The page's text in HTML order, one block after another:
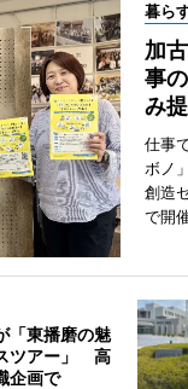
暮ら
加
事
み
仕事
ボノ
創造
で開
「東播磨の魅
ツアー」 高
企画で